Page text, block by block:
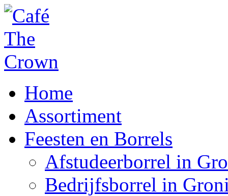
Home
Assortiment
Feesten en Borrels
Afstudeerborrel in
Bedrijfsborrel in